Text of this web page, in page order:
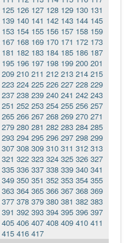
125 126 127 128 129 130 131
139 140 141 142 143 144 145
153 154 155 156 157 158 159
167 168 169 170 171 172 173
181 182 183 184 185 186 187
195 196 197 198 199 200 201
209 210 211 212 213 214 215
223 224 225 226 227 228 229
237 238 239 240 241 242 243
251 252 253 254 255 256 257
265 266 267 268 269 270 271
279 280 281 282 283 284 285
293 294 295 296 297 298 299
307 308 309 310 311 312 313
321 322 323 324 325 326 327
335 336 337 338 339 340 341
349 350 351 352 353 354 355
363 364 365 366 367 368 369
377 378 379 380 381 382 383
391 392 393 394 395 396 397
405 406 407 408 409 410 411
415 416 417